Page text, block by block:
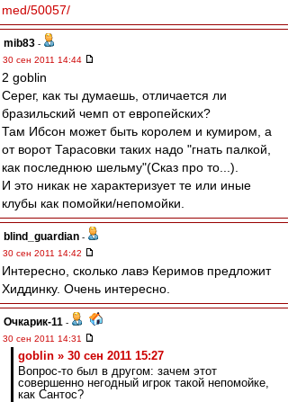
med/50057/
mib83 -
30 сен 2011 14:44
2 goblin
Серег, как ты думаешь, отличается ли
бразильский чемп от европейских?
Там Ибсон может быть королем и кумиром, а
от ворот Тарасовки таких надо "гнать палкой,
как последнюю шельму"(Сказ про то...).
И это никак не характеризует те или иные
клубы как помойки/непомойки.
blind_guardian -
30 сен 2011 14:42
Интересно, сколько лавэ Керимов предложит
Хиддинку. Очень интересно.
Очкарик-11 -
30 сен 2011 14:31
goblin » 30 сен 2011 15:27
Вопрос-то был в другом: зачем этот
совершенно негодный игрок такой непомойке,
как Сантос?